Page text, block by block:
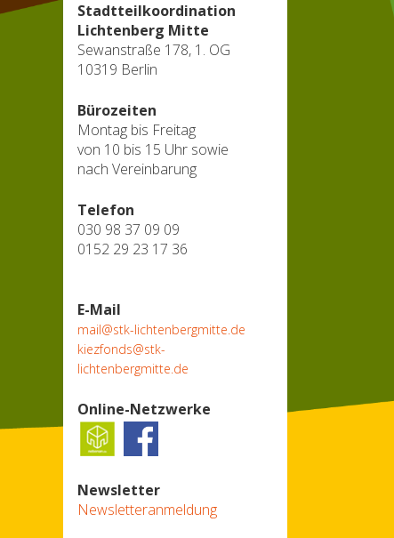
Stadtteilkoordination
Lichtenberg Mitte
Sewanstraße 178, 1. OG
10319 Berlin
Bürozeiten
Montag bis Freitag
von 10 bis 15 Uhr sowie
nach Vereinbarung
Telefon
030 98 37 09 09
0152 29 23 17 36
E-Mail
mail@stk-lichtenbergmitte.de
kiezfonds@stk-
lichtenbergmitte.de
Online-Netzwerke
Newsletter
Newsletteranmeldung